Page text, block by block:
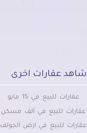
شاهد عقارات اخرى
عقارات للبيع في 15 مايو
عقارات للبيع في ألف مسكن
عقارات للبيع في ارض الجولف